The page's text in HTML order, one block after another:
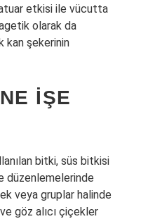
etkisi ile vücutta
olarak da
kan şekerinin
IŞE
bitki, süs bitkisi
düzenlemelerinde
veya gruplar halinde
göz alıcı çiçekler